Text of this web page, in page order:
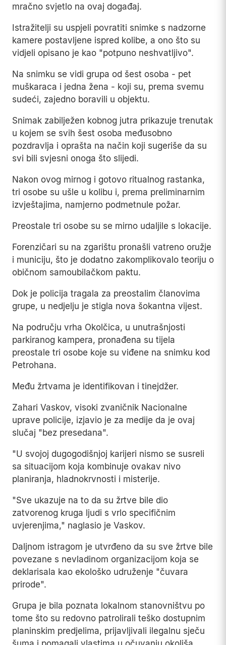
mračno svjetlo na ovaj događaj.
Istražitelji su uspjeli povratiti snimke s nadzorne
kamere postavljene ispred kolibe, a ono što su
vidjeli opisano je kao "potpuno neshvatljivo".
Na snimku se vidi grupa od šest osoba - pet
muškaraca i jedna žena - koji su, prema svemu
sudeći, zajedno boravili u objektu.
Snimak zabilježen kobnog jutra prikazuje trenutak
u kojem se svih šest osoba međusobno
pozdravlja i oprašta na način koji sugeriše da su
svi bili svjesni onoga što slijedi.
Nakon ovog mirnog i gotovo ritualnog rastanka,
tri osobe su ušle u kolibu i, prema preliminarnim
izvještajima, namjerno podmetnule požar.
Preostale tri osobe su se mirno udaljile s lokacije.
Forenzičari su na zgarištu pronašli vatreno oružje
i municiju, što je dodatno zakomplikovalo teoriju o
običnom samoubilačkom paktu.
Dok je policija tragala za preostalim članovima
grupe, u nedjelju je stigla nova šokantna vijest.
Na području vrha Okolčica, u unutrašnjosti
parkiranog kampera, pronađena su tijela
preostale tri osobe koje su viđene na snimku kod
Petrohana.
Među žrtvama je identifikovan i tinejdžer.
Zahari Vaskov, visoki zvaničnik Nacionalne
uprave policije, izjavio je za medije da je ovaj
slučaj "bez presedana".
"U svojoj dugogodišnjoj karijeri nismo se susreli
sa situacijom koja kombinuje ovakav nivo
planiranja, hladnokrvnosti i misterije.
"Sve ukazuje na to da su žrtve bile dio
zatvorenog kruga ljudi s vrlo specifičnim
uvjerenjima," naglasio je Vaskov.
Daljnom istragom je utvrđeno da su sve žrtve bile
povezane s nevladinom organizacijom koja se
deklarisala kao ekološko udruženje "čuvara
prirode".
Grupa je bila poznata lokalnom stanovništvu po
tome što su redovno patrolirali teško dostupnim
planinskim predjelima, prijavljivali ilegalnu sječu